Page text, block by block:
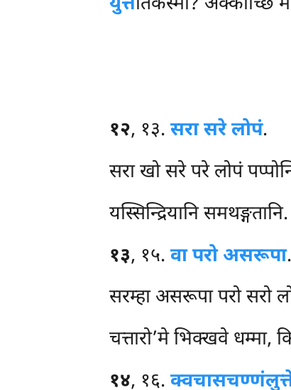
१२, १३.सरा सरे लोपं.
सरा खो सरे परे लोपं
यस्सिन्द्रियानि
१३, १५.वा परो असरूपा.
सरम्हा असरूपा परो सरो
चत्तारो’मे भिक्खवे धम्मा,
१४, १६.क्वचासचण्णं